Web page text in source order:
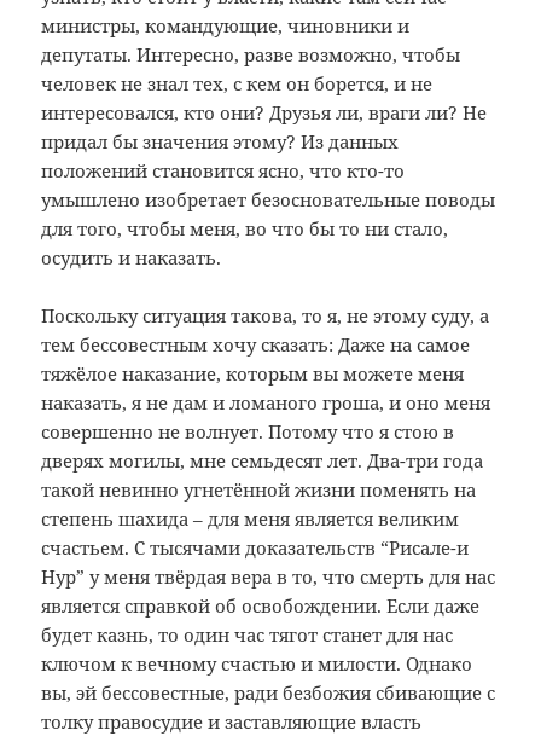
министры, командующие, чиновники и
депутаты. Интересно, разве возможно, чтобы
человек не знал тех, с кем он борется, и не
интересовался, кто они? Друзья ли, враги ли? Не
придал бы значения этому? Из данных
положений становится ясно, что кто-то
умышлено изобретает безосновательные поводы
для того, чтобы меня, во что бы то ни стало,
осудить и наказать.
Поскольку ситуация такова, то я, не этому суду, а
тем бессовестным хочу сказать: Даже на самое
тяжёлое наказание, которым вы можете меня
наказать, я не дам и ломаного гроша, и оно меня
совершенно не волнует. Потому что я стою в
дверях могилы, мне семьдесят лет. Два-три года
такой невинно угнетённой жизни поменять на
степень шахида – для меня является великим
счастьем. С тысячами доказательств “Рисале-и
Нур” у меня твёрдая вера в то, что смерть для нас
является справкой об освобождении. Если даже
будет казнь, то один час тягот станет для нас
ключом к вечному счастью и милости. Однако
вы, эй бессовестные, ради безбожия сбивающие с
толку правосудие и заставляющие власть